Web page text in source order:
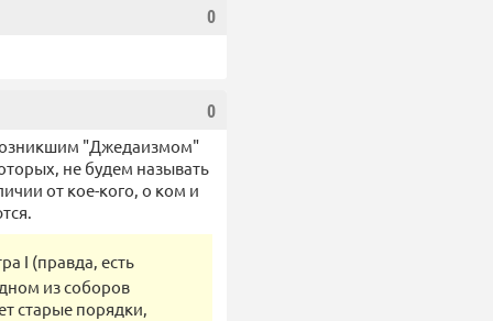
0
0
"Джедаизмом"
не будем называть
от кое-кого, о ком и
I (правда, есть
из соборов
старые порядки,